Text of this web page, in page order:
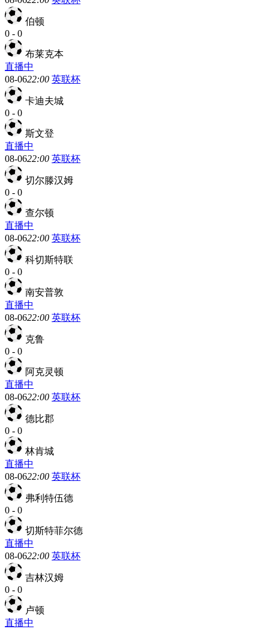
伯顿
0 - 0
布莱克本
直播中
08-0622:00 英联杯
卡迪夫城
0 - 0
斯文登
直播中
08-0622:00 英联杯
切尔滕汉姆
0 - 0
查尔顿
直播中
08-0622:00 英联杯
科切斯特联
0 - 0
南安普敦
直播中
08-0622:00 英联杯
克鲁
0 - 0
阿克灵顿
直播中
08-0622:00 英联杯
德比郡
0 - 0
林肯城
直播中
08-0622:00 英联杯
弗利特伍德
0 - 0
切斯特菲尔德
直播中
08-0622:00 英联杯
吉林汉姆
0 - 0
卢顿
直播中